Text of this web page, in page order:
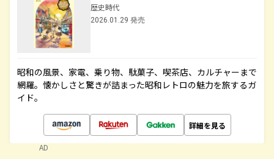
歴史時代
2026.01.29 発売
昭和の風景、家電、乗り物、駄菓子、喫茶店、カルチャーまで
網羅。懐かしさと驚きが詰まった昭和レトロの魅力を旅するガ
イド。
詳細を見る
AD